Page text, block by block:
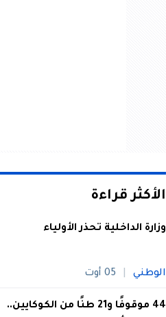
الأكثر قراءة
وزارة الداخلية تحذر الأولياء
الوطني 05 أوت
44 موقوفًا و21 طنًا من الكوكايين..